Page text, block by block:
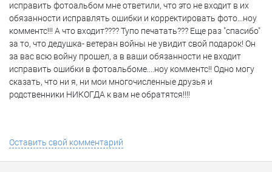
исправить фотоальбом мне ответили, что это не входит в их
обязанности исправлять ошибки и корректировать фото...ноу
комментс!!! А что входит???? Тупо печатать??? Еще раз "спасибо"
за то, что дедушка- ветеран войны не увидит свой подарок! Он
за вас всю войну прошел, а в ваши обязанности не входит
исправить ошибки в фотоальбоме....ноу комментс!! Одно могу
сказать, что ни я, ни мои многочисленные друзья и
родственники НИКОГДА к вам не обратятся!!!!
Оставить свой комментарий